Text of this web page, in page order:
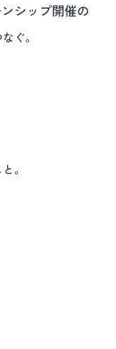
ンシップ開催の
ぐ。
。